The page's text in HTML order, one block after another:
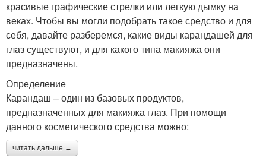
красивые графические стрелки или легкую дымку на
веках. Чтобы вы могли подобрать такое средство и для
себя, давайте разберемся, какие виды карандашей для
глаз существуют, и для какого типа макияжа они
предназначены.
Определение
Карандаш – один из базовых продуктов,
предназначенных для макияжа глаз. При помощи
данного косметического средства можно:
читать дальше →